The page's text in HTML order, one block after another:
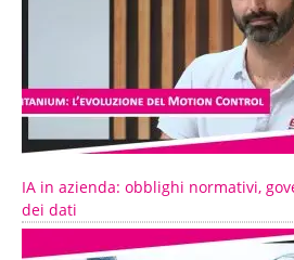
IA in azienda: obblighi normativi,
dei dati